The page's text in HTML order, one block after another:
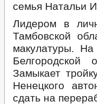
семья Натальи
Лидером в
Тамбовской
макулатуры.
Замыкает
Ненецкого
сдать на